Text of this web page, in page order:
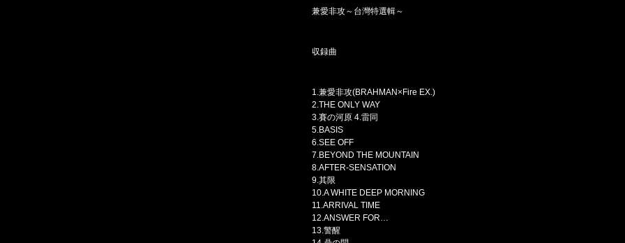
兼愛非攻～台灣特選輯～
収録曲
1.兼愛非攻(BRAHMAN×Fire EX.)
2.THE ONLY WAY
3.賽の河原 4.雷同
5.BASIS
6.SEE OFF
7.BEYOND THE MOUNTAIN
8.AFTER-SENSATION
9.其限
10.A WHITE DEEP MORNING
11.ARRIVAL TIME
12.ANSWER FOR…
13.警醒